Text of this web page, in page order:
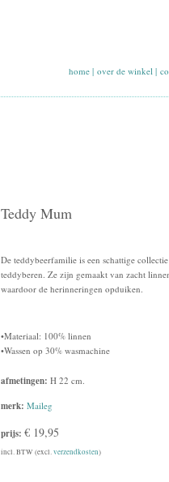
home | over de winkel |
Teddy Mum
De teddybeerfamilie is een schattige
teddyberen. Ze zijn gemaakt van zacht
waardoor de herinneringen opduiken.
•Materiaal: 100% linnen
•Wassen op 30% wasmachine
afmetingen: H 22 cm.
merk: Maileg
prijs: € 19,95
incl. BTW (excl.verzendkosten)